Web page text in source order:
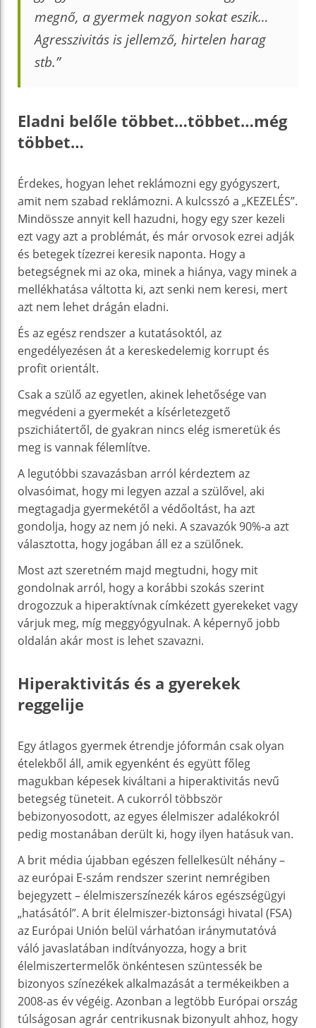
megnő, a gyermek nagyon sokat eszik…
Agresszivitás is jellemző, hirtelen harag
stb.”
Eladni belőle többet…többet…még
többet…
Érdekes, hogyan lehet reklámozni egy gyógyszert,
amit nem szabad reklámozni. A kulcsszó a „KEZELÉS”.
Mindössze annyit kell hazudni, hogy egy szer kezeli
ezt vagy azt a problémát, és már orvosok ezrei adják
és betegek tízezrei keresik naponta. Hogy a
betegségnek mi az oka, minek a hiánya, vagy minek a
mellékhatása váltotta ki, azt senki nem keresi, mert
azt nem lehet drágán eladni.
És az egész rendszer a kutatásoktól, az
engedélyezésen át a kereskedelemig korrupt és
profit orientált.
Csak a szülő az egyetlen, akinek lehetősége van
megvédeni a gyermekét a kísérletezgető
pszichiátertől, de gyakran nincs elég ismeretük és
meg is vannak félemlítve.
A legutóbbi szavazásban arról kérdeztem az
olvasóimat, hogy mi legyen azzal a szülővel, aki
megtagadja gyermekétől a védőoltást, ha azt
gondolja, hogy az nem jó neki. A szavazók 90%-a azt
választotta, hogy jogában áll ez a szülőnek.
Most azt szeretném majd megtudni, hogy mit
gondolnak arról, hogy a korábbi szokás szerint
drogozzuk a hiperaktívnak címkézett gyerekeket vagy
várjuk meg, míg meggyógyulnak. A képernyő jobb
oldalán akár most is lehet szavazni.
Hiperaktivitás és a gyerekek
reggelije
Egy átlagos gyermek étrendje jóformán csak olyan
ételekből áll, amik egyenként és együtt főleg
magukban képesek kiváltani a hiperaktivitás nevű
betegség tüneteit. A cukorról többször
bebizonyosodott, az egyes élelmiszer adalékokról
pedig mostanában derült ki, hogy ilyen hatásuk van.
A brit média újabban egészen fellelkesült néhány –
az európai E-szám rendszer szerint nemrégiben
bejegyzett – élelmiszerszínezék káros egészségügyi
„hatásától”. A brit élelmiszer-biztonsági hivatal (FSA)
az Európai Unión belül várhatóan iránymutatóvá
váló javaslatában indítványozza, hogy a brit
élelmiszertermelők önkéntesen szüntessék be
bizonyos színezékek alkalmazását a termékeikben a
2008-as év végéig. Azonban a legtöbb Európai ország
túlságosan agrár centrikusnak bizonyult ahhoz, hogy